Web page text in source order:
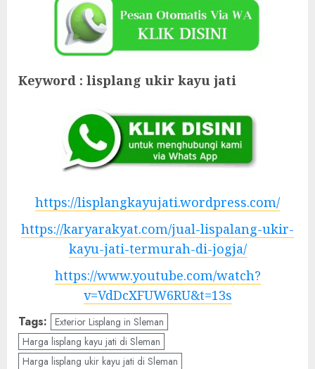
Keyword : lisplang ukir kayu jati
https://lisplangkayujati.wordpress.com/
https://karyarakyat.com/jual-lispalang-ukir-
kayu-jati-termurah-di-jogja/
https://www.youtube.com/watch?
v=VdDcXFUW6RU&t=13s
Tags: Exterior Lisplang in Sleman
Harga lisplang kayu jati di Sleman
Harga lisplang ukir kayu jati di Sleman